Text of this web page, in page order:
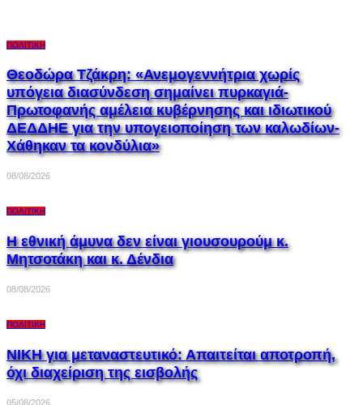
ΠΟΛΙΤΙΚΉ
Θεοδώρα Τζάκρη: «Ανεμογεννήτρια χωρίς
υπόγεια διασύνδεση σημαίνει πυρκαγιά-
Πρωτοφανής αμέλεια κυβέρνησης και ιδιωτικού
ΔΕΔΔΗΕ για την υπογειοποίηση των καλωδίων-
Χάθηκαν τα κονδύλια»
08/08/2026
ΠΟΛΙΤΙΚΉ
Η εθνική άμυνα δεν είναι γιουσουρούμ κ.
Μητσοτάκη και κ. Δένδια
08/08/2026
ΠΟΛΙΤΙΚΉ
ΝΙΚΗ για μεταναστευτικό: Απαιτείται αποτροπή,
όχι διαχείριση της εισβολής
05/08/2026